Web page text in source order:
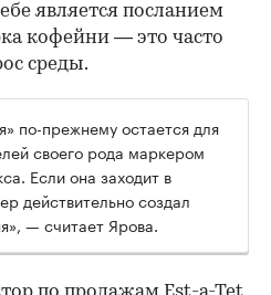
является посланием
кофейни — это часто
среды.
по-прежнему остается для
своего рода маркером
Если она заходит в
действительно создал
— считает Ярова.